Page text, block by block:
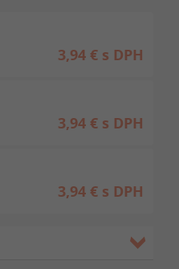
3,94 € s DPH
3,94 € s DPH
3,94 € s DPH